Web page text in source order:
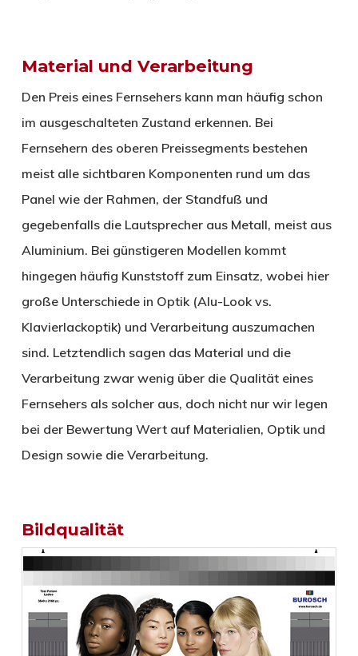
Material und Verarbeitung
Den Preis eines Fernsehers kann man häufig schon
im ausgeschalteten Zustand erkennen. Bei
Fernsehern des oberen Preissegments bestehen
meist alle sichtbaren Komponenten rund um das
Panel wie der Rahmen, der Standfuß und
gegebenfalls die Lautsprecher aus Metall, meist aus
Aluminium. Bei günstigeren Modellen kommt
hingegen häufig Kunststoff zum Einsatz, wobei hier
große Unterschiede in Optik (Alu-Look vs.
Klavierlackoptik) und Verarbeitung auszumachen
sind. Letztendlich sagen das Material und die
Verarbeitung zwar wenig über die Qualität eines
Fernsehers als solcher aus, doch nicht nur wir legen
bei der Bewertung Wert auf Materialien, Optik und
Design sowie die Verarbeitung.
Bildqualität